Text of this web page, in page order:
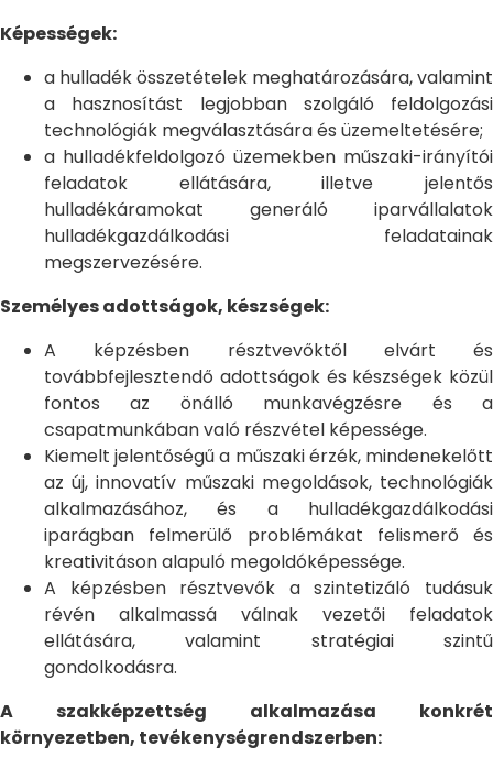
Képességek:
a hulladék összetételek meghatározására, valamint
a hasznosítást legjobban szolgáló feldolgozási
technológiák megválasztására és üzemeltetésére;
a hulladékfeldolgozó üzemekben műszaki-irányítói
feladatok ellátására, illetve jelentős
hulladékáramokat generáló iparvállalatok
hulladékgazdálkodási feladatainak
megszervezésére.
Személyes adottságok, készségek:
A képzésben résztvevőktől elvárt és
továbbfejlesztendő adottságok és készségek közül
fontos az önálló munkavégzésre és a
csapatmunkában való részvétel képessége.
Kiemelt jelentőségű a műszaki érzék, mindenekelőtt
az új, innovatív műszaki megoldások, technológiák
alkalmazásához, és a hulladékgazdálkodási
iparágban felmerülő problémákat felismerő és
kreativitáson alapuló megoldóképessége.
A képzésben résztvevők a szintetizáló tudásuk
révén alkalmassá válnak vezetői feladatok
ellátására, valamint stratégiai szintű
gondolkodásra.
A szakképzettség alkalmazása konkrét
környezetben, tevékenységrendszerben: